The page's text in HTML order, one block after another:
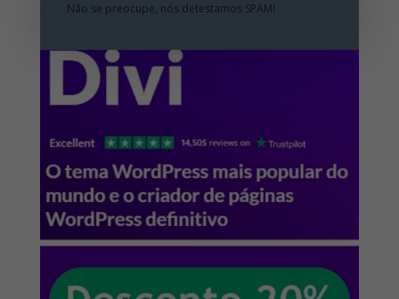
Cupons de Desconto
Não se preocupe, nós detestamos SPAM!